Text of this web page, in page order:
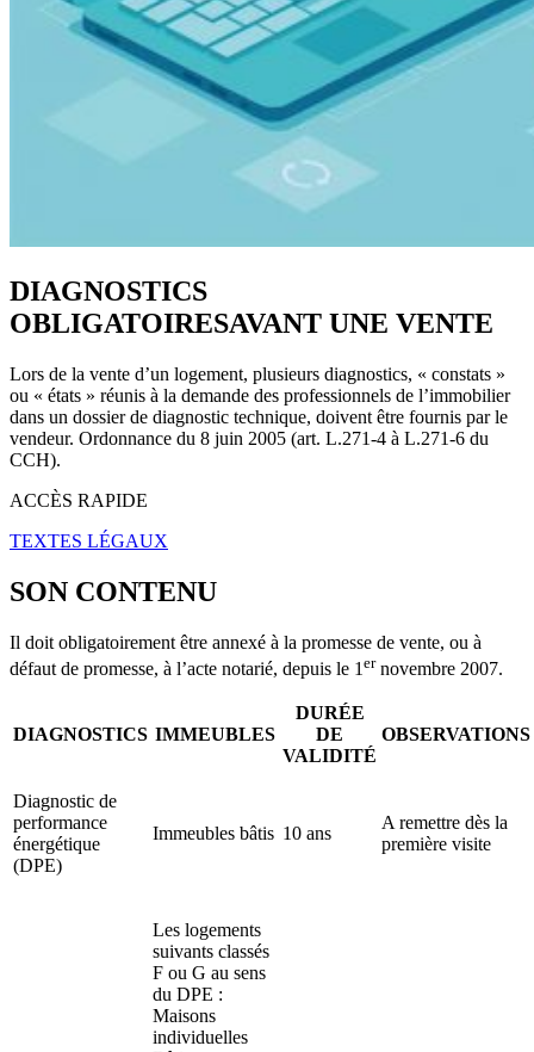
DIAGNOSTICS
OBLIGATOIRESAVANT UNE VENTE
Lors de la vente d’un logement, plusieurs diagnostics, « constats »
ou « états » réunis à la demande des professionnels de l’immobilier
dans un dossier de diagnostic technique, doivent être fournis par le
vendeur. Ordonnance du 8 juin 2005 (art. L.271-4 à L.271-6 du
CCH).
ACCÈS RAPIDE
TEXTES LÉGAUX
SON CONTENU
Il doit obligatoirement être annexé à la promesse de vente, ou à
défaut de promesse, à l’acte notarié, depuis le 1 ernovembre 2007.
DIAGNOSTICS IMMEUBLES
DURÉE
DE
VALIDITÉ
OBSERVATIONS
Diagnostic de
performance
énergétique
(DPE)
Immeubles bâtis 10 ans
A remettre dès la
première visite
Les logements
suivants classés
F ou G au sens
du DPE :
Maisons
individuelles